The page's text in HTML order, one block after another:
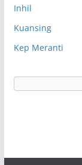
Inhil
Kuansing
Kep Meranti